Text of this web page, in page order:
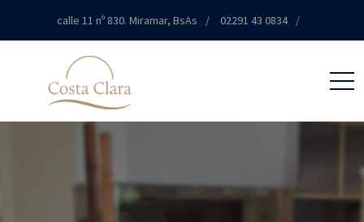
calle 11 nº 830. Miramar, BsAs 02291 43 0834
info@edificiocostaclara.com.ar